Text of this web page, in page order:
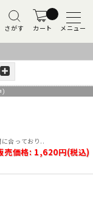
さがす カート メニュー
合っており..
売価格: 1,620円(税込)